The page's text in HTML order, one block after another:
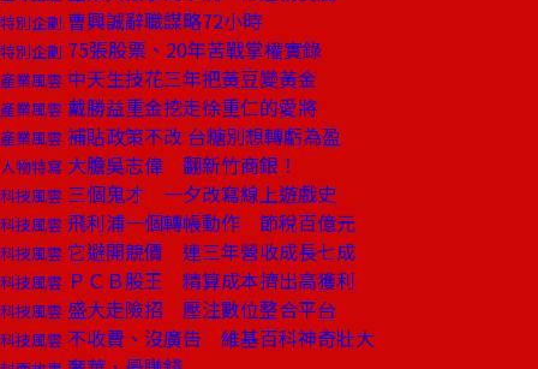
特別企劃 曹興誠辭職謀略72小時
特別企劃 75張股票、20年苦戰掌權實錄
產業風雲 中天生技花三年把黃豆變黃金
產業風雲 戴勝益重金挖走徐重仁的愛將
產業風雲 補貼政策不改 台糖別想轉虧為盈
人物特寫 大膽吳志偉 翻新竹商銀！
科技風雲 三個鬼才 一夕改寫線上遊戲史
科技風雲 飛利浦一個轉帳動作 節稅百億元
科技風雲 它避開競價 連三年營收成長七成
科技風雲 ＰＣＢ股王 精算成本擠出高獲利
科技風雲 盛大走險招 壓注數位整合平台
科技風雲 不收費、沒廣告 維基百科神奇壯大